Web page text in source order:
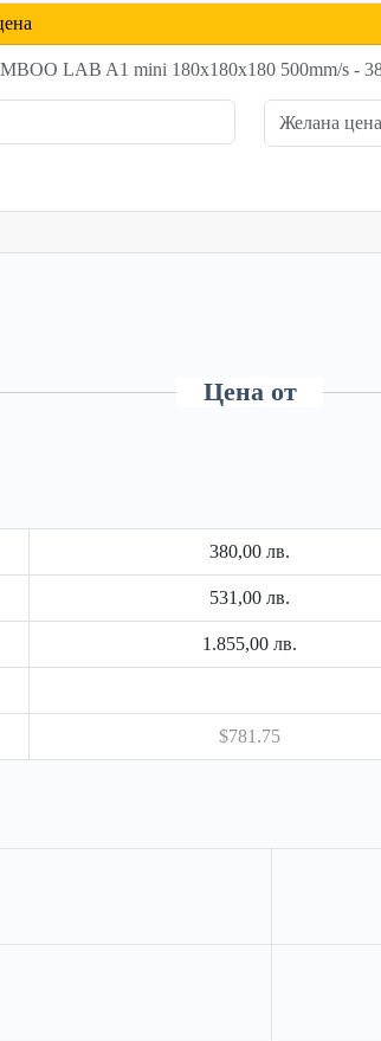
LAB A1 mini 180x180x180 500mm/s -
Цена от
380,00 лв.
531,00 лв.
1.855,00 лв.
$781.75